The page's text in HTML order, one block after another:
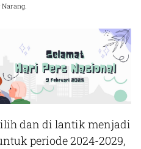
dan di lantik menjadi
periode 2024-2029,